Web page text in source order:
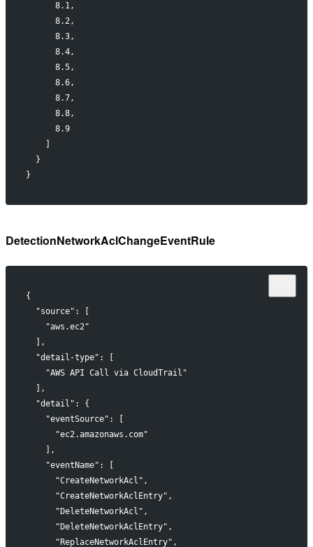
      8.1,
      8.2,
      8.3,
      8.4,
      8.5,
      8.6,
      8.7,
      8.8,
      8.9
  }
}
DetectionNetworkAclChangeEventRule
{
  "source": [
    "aws.ec2"
  ],
  "detail-type": [
    "AWS API Call via CloudTrail"
  ],
  "detail": {
    "eventSource": [
      "ec2.amazonaws.com"
    ],
    "eventName": [
      "CreateNetworkAcl",
      "CreateNetworkAclEntry",
      "DeleteNetworkAcl",
      "DeleteNetworkAclEntry",
      "ReplaceNetworkAclEntry",